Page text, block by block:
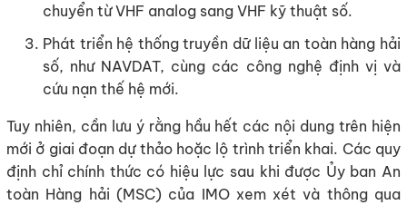
chuyển từ VHF analog sang VHF kỹ thuật số.
Phát triển hệ thống truyền dữ liệu an toàn hàng hải
số, như NAVDAT, cùng các công nghệ định vị và
cứu nạn thế hệ mới.
Tuy nhiên, cần lưu ý rằng hầu hết các nội dung trên hiện
mới ở giai đoạn dự thảo hoặc lộ trình triển khai. Các quy
định chỉ chính thức có hiệu lực sau khi được Ủy ban An
toàn Hàng hải (MSC) của IMO xem xét và thông qua